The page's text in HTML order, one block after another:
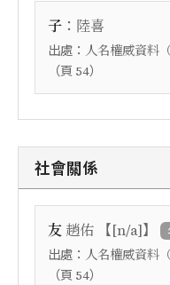
子 ： 陸喜
出處： 人名權威資料
（頁 54）
社會關係
友 趙佑 【[n/a]】
出處： 人名權威資料
（頁 54）